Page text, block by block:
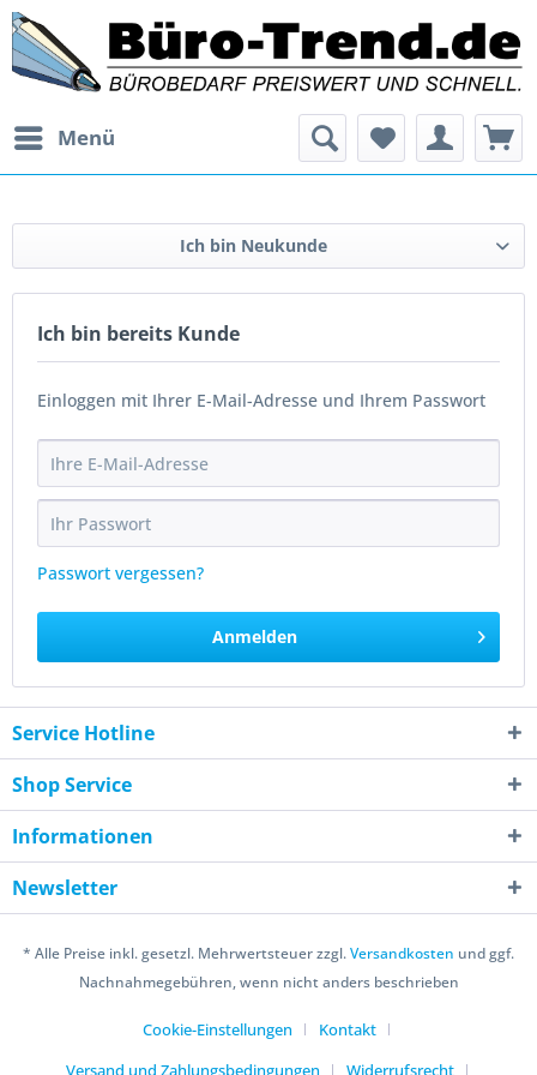
Menü
Ich bin Neukunde
Ich bin bereits Kunde
Einloggen mit Ihrer E-Mail-Adresse und Ihrem Passwort
Passwort vergessen?
Anmelden
Service Hotline
Shop Service
Informationen
Newsletter
* Alle Preise inkl. gesetzl. Mehrwertsteuer zzgl.Versandkosten und ggf.
Nachnahmegebühren, wenn nicht anders beschrieben
Cookie-Einstellungen
Kontakt
Versand und Zahlungsbedingungen
Widerrufsrecht